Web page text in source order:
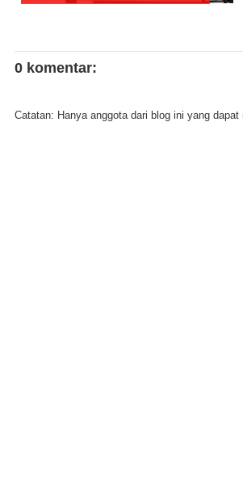
0 komentar:
Catatan: Hanya anggota dari blog ini yang dapat